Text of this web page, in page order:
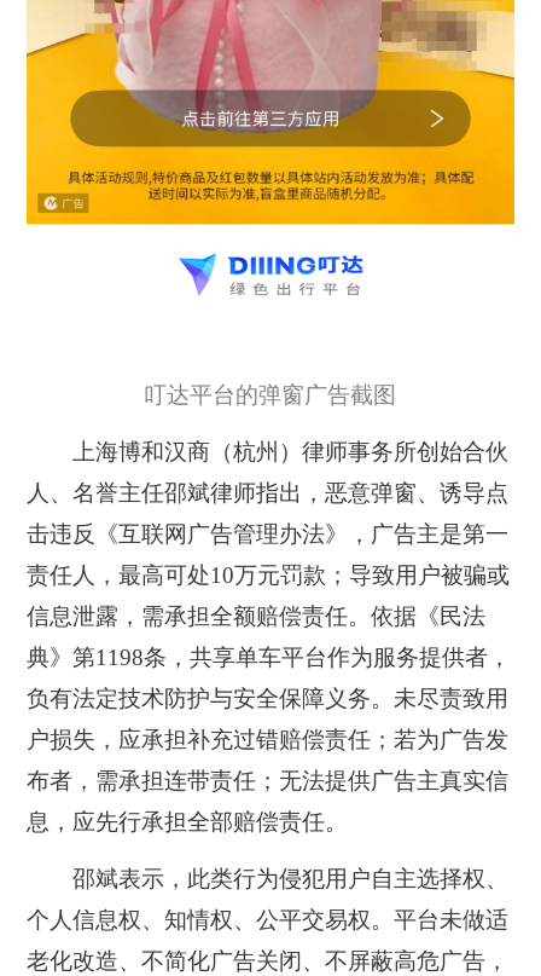
叮达平台的弹窗广告截图
上海博和汉商（杭州）律师事务所创始合伙
人、名誉主任邵斌律师指出，恶意弹窗、诱导点
击违反《互联网广告管理办法》，广告主是第一
责任人，最高可处10万元罚款；导致用户被骗或
信息泄露，需承担全额赔偿责任。依据《民法
典》第1198条，共享单车平台作为服务提供者，
负有法定技术防护与安全保障义务。未尽责致用
户损失，应承担补充过错赔偿责任；若为广告发
布者，需承担连带责任；无法提供广告主真实信
息，应先行承担全部赔偿责任。
邵斌表示，此类行为侵犯用户自主选择权、
个人信息权、知情权、公平交易权。平台未做适
老化改造、不简化广告关闭、不屏蔽高危广告，